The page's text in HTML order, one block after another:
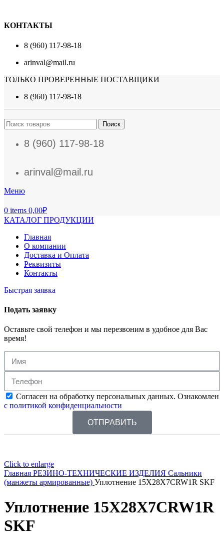
КОНТАКТЫ
8 (960) 117-98-18
arinval@mail.ru
ТОЛЬКО ПРОВЕРЕННЫЕ ПОСТАВЩИКИ
8 (960) 117-98-18
Поиск
8 (960) 117-98-18
arinval@mail.ru
Меню
0 items 0,00₽
КАТАЛОГ ПРОДУКЦИИ
Главная
О компании
Доставка и Оплата
Реквизиты
Контакты
Быстрая заявка
Подать заявку
Оставьте свой телефон и мы перезвоним в удобное для Вас
время!
Согласен на обработку персональных данных. Ознакомлен
с политикой конфиденциальности
ОТПРАВИТЬ
Click to enlarge
Главная РЕЗИНО-ТЕХНИЧЕСКИЕ ИЗДЕЛИЯ Сальники
(манжеты армированные) Уплотнение 15X28X7CRW1R SKF
Уплотнение 15X28X7CRW1R
SKF